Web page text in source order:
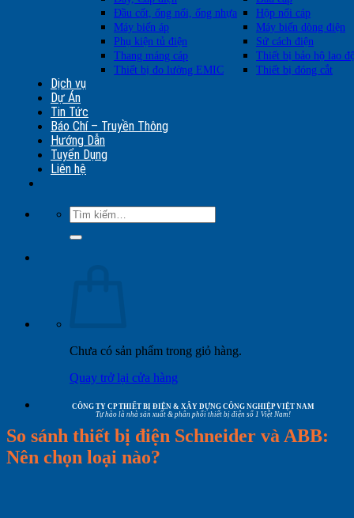
Đầu cốt, ống nối, ống nhựa
Hộp nối cáp
Máy biến áp
Máy biến dòng điện
Phụ kiện tủ điện
Sứ cách điện
Thang máng cáp
Thiết bị bảo hộ lao
Thiết bị đo lường EMIC
Thiết bị đóng cắt
Dịch vụ
Dự Án
Tin Tức
Báo Chí – Truyền Thông
Hướng Dẫn
Tuyển Dụng
Liên hệ
Tìm
kiếm:
Chưa có sản phẩm trong giỏ hàng.
Quay trở lại cửa hàng
CÔNG TY CP THIẾT BỊ ĐIỆN & XÂY DỰNG CÔNG NGHIỆP VIỆT NAM
Tự hào là nhà sản xuất & phân phối thiết bị điện số 1 Việt Nam!
So sánh thiết bị điện Schneider và ABB:
Nên chọn loại nào?